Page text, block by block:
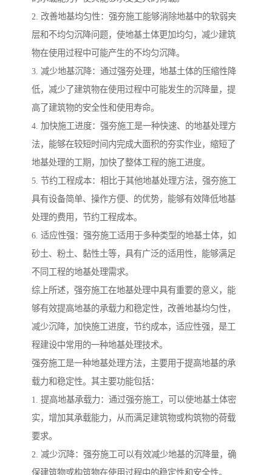
2. 改善地基均匀性：强夯施工能够消除地基中的软弱夹
层和不均匀沉降问题，使地基土体更加均匀，减少建筑
物在使用过程中可能产生的不均匀沉降。
3. 减少地基沉降：通过强夯处理，地基土体的压缩性降
低，减少了建筑物在使用过程中可能发生的沉降量，提
高了建筑物的安全性和使用寿命。
4. 加快施工进度：强夯施工是一种快速、的地基处理方
法，能够在较短时间内完成大面积的夯实作业，缩短了
地基处理的工期，加快了整体工程的施工进度。
5. 节约工程成本：相比于其他地基处理方法，强夯施工
具有设备简单、操作方便、的优势，能够有效降低地基
处理的费用，节约工程成本。
6. 适应性强：强夯施工适用于多种类型的地基土体，如
砂土、粉土、黏性土等，具有广泛的适用性，能够满足
不同工程的地基处理需求。
综上所述，强夯施工在地基处理中具有重要的意义，能
够有效提高地基的承载力和稳定性，改善地基均匀性，
减少沉降，加快施工进度，节约成本，适应性强，是工
程建设中常用的一种地基处理技术。
强夯施工是一种地基处理方法，主要用于提高地基的承
载力和稳定性。其主要功能包括：
1. 提高地基承载力：通过强夯施工，可以使地基土体密
实，增加其承载能力，从而满足建筑物或构筑物的荷载
要求。
2. 减少沉降：强夯施工可以有效减少地基的沉降量，确
保建筑物或构筑物在使用过程中的稳定性和安全性。